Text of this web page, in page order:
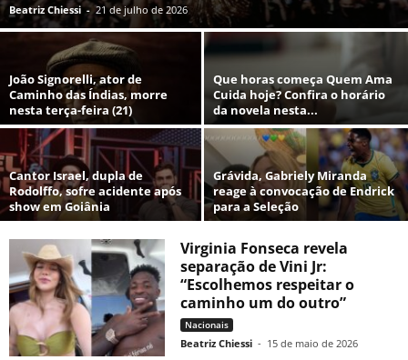
Beatriz Chiessi - 21 de julho de 2026
João Signorelli, ator de
Caminho das Índias, morre
nesta terça-feira (21)
Que horas começa Quem Ama
Cuida hoje? Confira o horário
da novela nesta...
Cantor Israel, dupla de
Rodolffo, sofre acidente após
show em Goiânia
Grávida, Gabriely Miranda
reage à convocação de Endrick
para a Seleção
Virginia Fonseca revela
separação de Vini Jr:
“Escolhemos respeitar o
caminho um do outro”
Nacionais
Beatriz Chiessi - 15 de maio de 2026